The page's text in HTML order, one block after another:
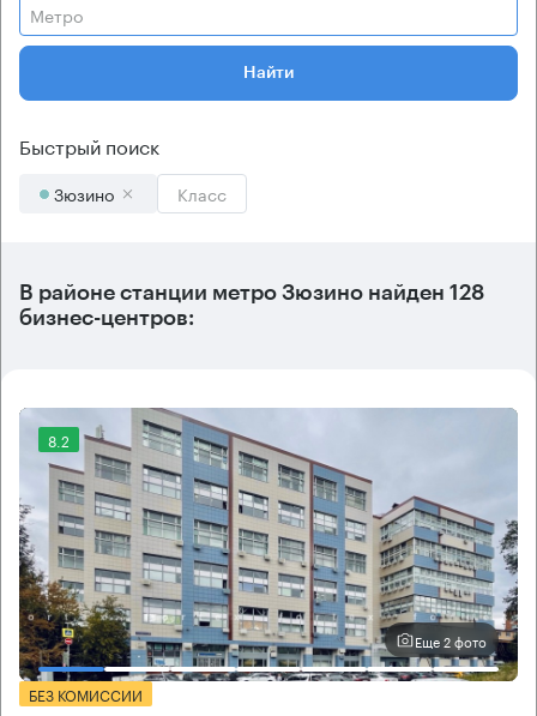
Метро
Найти
Быстрый поиск
Зюзино Класс
В районе станции метро Зюзино найден 128
бизнес-центров:
8.2
Еще 2 фото
БЕЗ КОМИССИИ